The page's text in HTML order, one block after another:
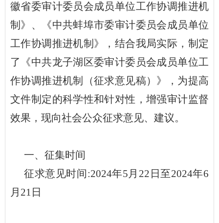
徽省委审计委员会成员单位工作协调推进机
制》、《中共蚌埠市委审计委员会成员单位
工作协调推进机制》，结合我局实际，制定
了《中共龙子湖区委审计委员会成员单位工
作协调推进机制（征求意见稿）》，为提高
文件制定的科学性和针对性，增强审计监督
效果，现向社会公众征求意见、建议。
一、征集时间
征求意见时间:2024年5月 22 日至2024年6
月21 日